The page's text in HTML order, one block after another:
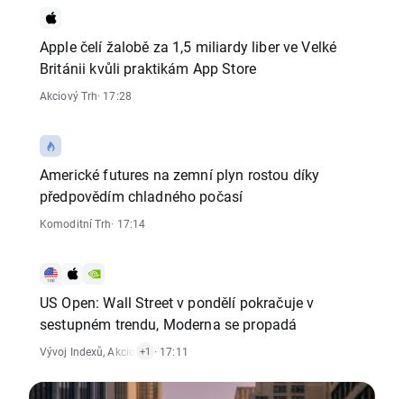
Apple čelí žalobě za 1,5 miliardy liber ve Velké
Británii kvůli praktikám App Store
Akciový Trh· 17:28
Americké futures na zemní plyn rostou díky
předpovědím chladného počasí
Komoditní Trh· 17:14
US Open: Wall Street v pondělí pokračuje v
sestupném trendu, Moderna se propadá
Vývoj Indexů,Akciový Trh
+1 · 17:11